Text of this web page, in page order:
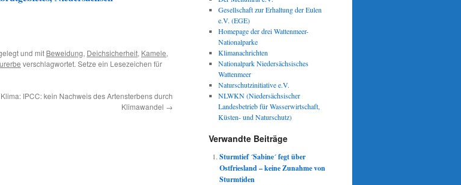
und mit Beweidung, Deichsicherheit, Kamele,
verschlagwortet. Setze ein Lesezeichen für
Klima: IPCC: kein Nachweis des Artensterbens durch
Klimawandel →
Gesellschaft zur Erhaltung der Eulen
e.V. (EGE)
Homepage der drei Wattenmeer-
Nationalparke
Klimanachrichten
Nationalpark Niedersächsisches
Wattenmeer
Naturschutzinitiative e.V.
NLWKN (Niedersächsischer
Landesbetrieb für Wasserwirtschaft,
Küsten- und Naturschutz)
Verwandte Beiträge
Sturmtief ´Sabine´ fegt über
Ostfriesland – keine Zunahme von
Sturmtiden